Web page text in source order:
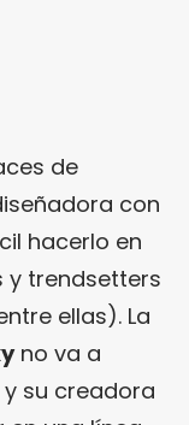
de
con
hacerlo en
y trendsetters
ellas). La
no va a
su creadora